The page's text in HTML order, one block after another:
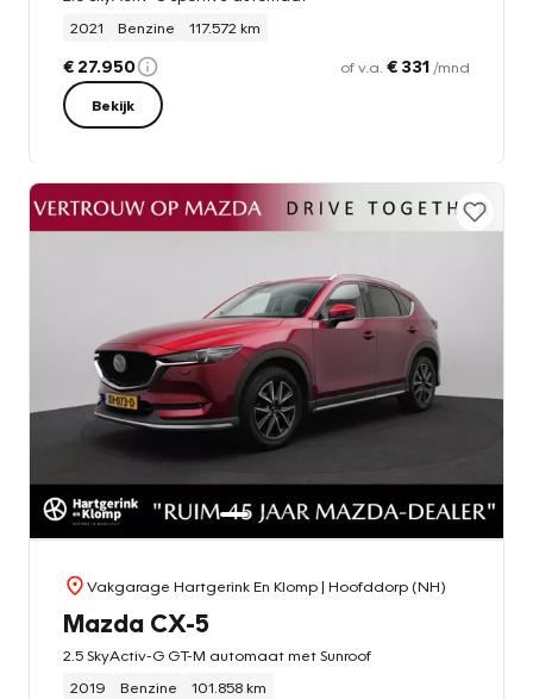
2021
Benzine 117.572 km
€ 27.950 of v.a. € 331 /mnd
Bekijk
Vakgarage Hartgerink En Klomp| Hoofddorp (NH)
Mazda CX-5
2.5 SkyActiv-G GT-M automaat met Sunroof
2019
Benzine 101.858 km